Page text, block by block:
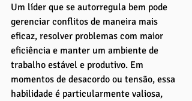
Um líder que se autorregula bem pode
gerenciar conflitos de maneira mais
eficaz, resolver problemas com maior
eficiência e manter um ambiente de
trabalho estável e produtivo. Em
momentos de desacordo ou tensão, essa
habilidade é particularmente valiosa,